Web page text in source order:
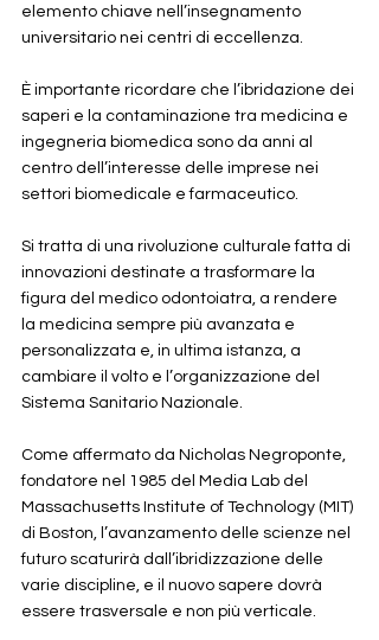
elemento chiave nell’insegnamento
universitario nei centri di eccellenza.
È importante ricordare che l’ibridazione dei
saperi e la contaminazione tra medicina e
ingegneria biomedica sono da anni al
centro dell’interesse delle imprese nei
settori biomedicale e farmaceutico.
Si tratta di una rivoluzione culturale fatta di
innovazioni destinate a trasformare la
figura del medico odontoiatra, a rendere
la medicina sempre più avanzata e
personalizzata e, in ultima istanza, a
cambiare il volto e l’organizzazione del
Sistema Sanitario Nazionale.
Come affermato da Nicholas Negroponte,
fondatore nel 1985 del Media Lab del
Massachusetts Institute of Technology (MIT)
di Boston, l’avanzamento delle scienze nel
futuro scaturirà dall’ibridizzazione delle
varie discipline, e il nuovo sapere dovrà
essere trasversale e non più verticale.